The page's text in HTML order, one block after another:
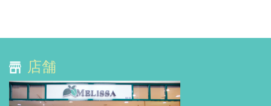
ビ番組で紹介されました！
☆ 【ぐるナイ】
紹介されました！4月23日放送
詳しく見る
ご
読
く
だ
店舗